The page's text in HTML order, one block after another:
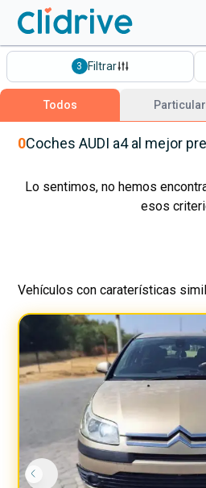
Comprar Coche
Todos Los Coches
Profesional
Particular
Clidrive
3 Filtrar
Todos Particular
0Coches AUDI a4al mejor
Lo sentimos, no hemos
esos
Vehículos con caraterísticas